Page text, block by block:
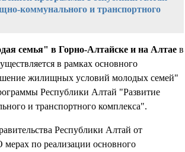
коммунального и транспортного
семья" в Горно-Алтайске и на Алтае в
в рамках основного
жилищных условий молодых семей"
Республики Алтай "Развитие
и транспортного комплекса".
Республики Алтай от
по реализации основного